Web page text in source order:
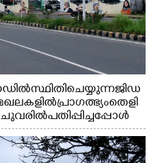
സ്ഥിതി ചെയ്യുന്ന ജിഡ
പ്രാഗത്ഭ്യം തെളി
പതിപ്പിച്ചപ്പോൾ